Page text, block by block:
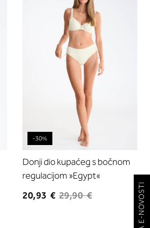
-30%
Donji dio kupaćeg s bočnom
regulacijom »Egypt«
20,93 € 29,90 €